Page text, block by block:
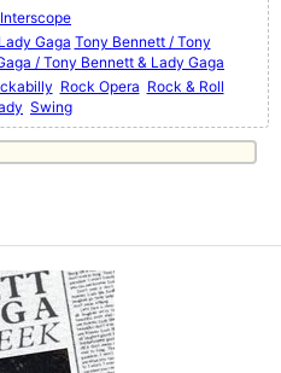
Interscope
Gaga Tony Bennett / Tony
/ Tony Bennett & Lady Gaga
Rock Opera Rock & Roll
Swing